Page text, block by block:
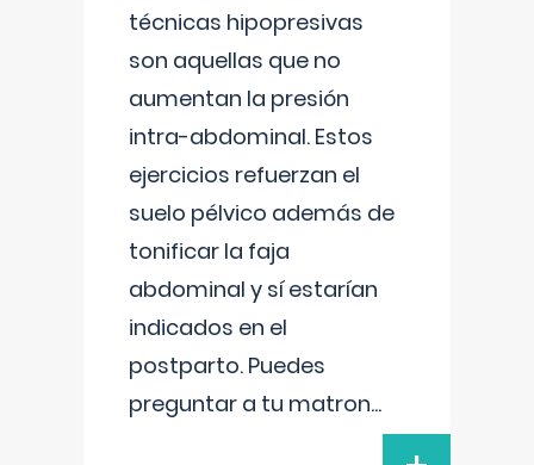
técnicas hipopresivas
son aquellas que no
aumentan la presión
intra-abdominal. Estos
ejercicios refuerzan el
suelo pélvico además de
tonificar la faja
abdominal y sí estarían
indicados en el
postparto. Puedes
preguntar a tu matron...